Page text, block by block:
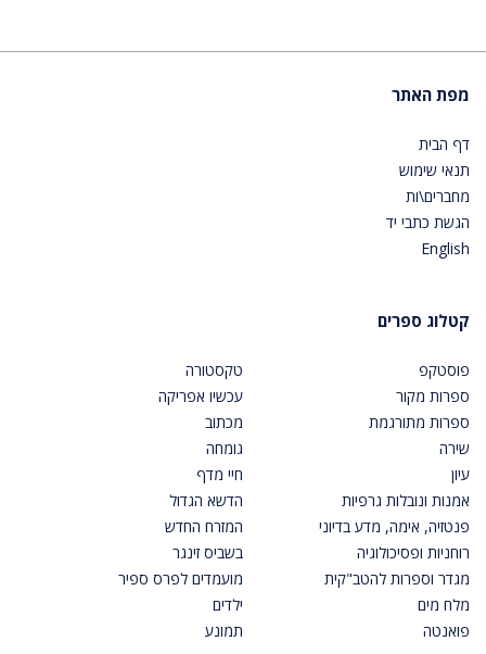
מפת האתר
דף הבית
תנאי שימוש
מחברים\ות
הגשת כתבי יד
English
קטלוג ספרים
פוסטקפ
ספרות מקור
ספרות מתורגמת
שירה
עיון
אמנות ונובלות גרפיות
פנטזיה, אימה, מדע בדיוני
רוחניות ופסיכולוגיה
מגדר וספרות להטב"קית
מלח מים
פואנטה
טקסטורה
עכשיו אפריקה
מכתוב
גומחה
חיי מדף
הדשא הגדול
המזרח החדש
בשביס זינגר
מועמדים לפרס ספיר
ילדים
תמונע